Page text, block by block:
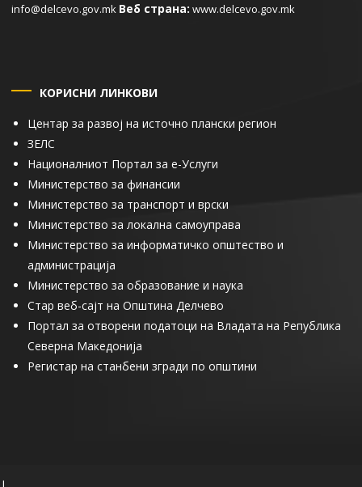
info@delcevo.gov.mk Веб страна: www.delcevo.gov.mk
КОРИСНИ ЛИНКОВИ
Центар за развој на источно плански регион
ЗЕЛС
Националниот Портал за е-Услуги
Министерство за финансии
Министерство за транспорт и врски
Министерство за локална самоуправа
Министерство за информатичко општество и
администрација
Министерство за образование и наука
Стар веб-сајт на Општина Делчево
Портал за отворени податоци на Владата на Република
Северна Македонија
Регистар на станбени згради по општини